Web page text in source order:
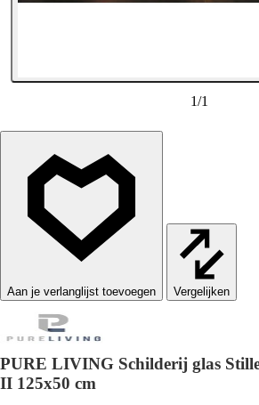
1/1
Vergelijken
PURE LIVING Schilderij glas
II 125x50 cm